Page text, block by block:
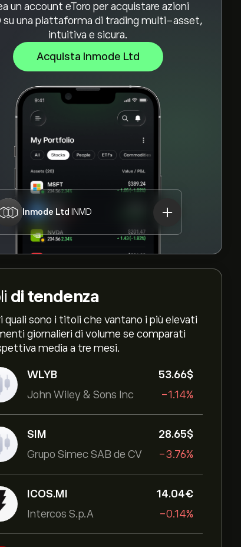
un account eToro per acquistare azioni
su una piattaforma di trading multi-asset,
intuitiva e sicura.
Acquista Inmode Ltd
Inmode Ltd INMD
di tendenza
quali sono i titoli che vantano i più elevati
giornalieri di volume se comparati
media a tre mesi.
WLYB
John Wiley & Sons Inc
53.66‎$‎
-1.14%
SIM
Grupo Simec SAB de CV
28.65‎$‎
-3.76%
ICOS.MI
Intercos S.p.A
14.04‎€‎
-0.14%